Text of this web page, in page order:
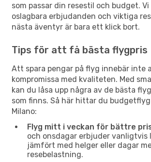
som passar din resestil och budget.
oslagbara erbjudanden och viktiga
nästa äventyr är bara ett klick bort.
Tips för att få bästa flygpris
Att spara pengar på flyg innebär inte
kompromissa med kvaliteten. Med
kan du låsa upp några av de bästa
som finns. Så här hittar du
Milano:
Flyg mitt i veckan för bättre
och onsdagar erbjuder vanligtvis
jämfört med helger eller dagar
resebelastning.